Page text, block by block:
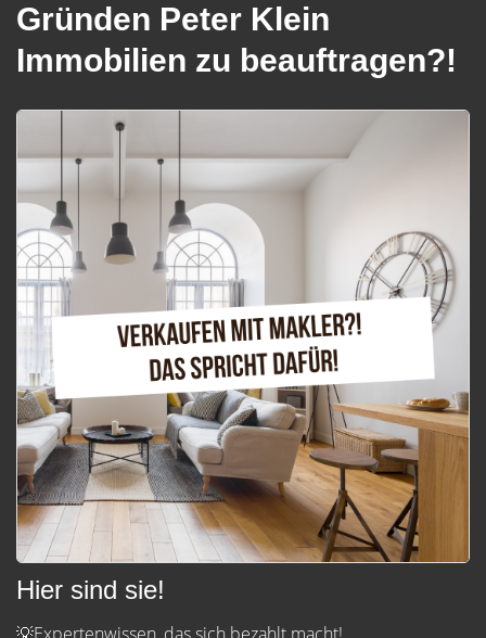
Gründen Peter Klein
Immobilien zu beauftragen?!
Hier sind sie!